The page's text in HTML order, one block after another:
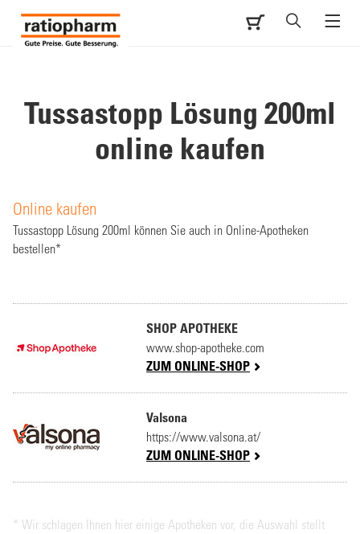
Tussastopp Lösung 200ml
online kaufen
Online kaufen
Tussastopp Lösung 200ml können Sie auch in Online-Apotheken
bestellen*
SHOP APOTHEKE
www.shop-apotheke.com
ZUM ONLINE-SHOP
Valsona
https://www.valsona.at/
ZUM ONLINE-SHOP
* Wir schlagen Ihnen hier einige Apotheken vor, die Auswahl stellt